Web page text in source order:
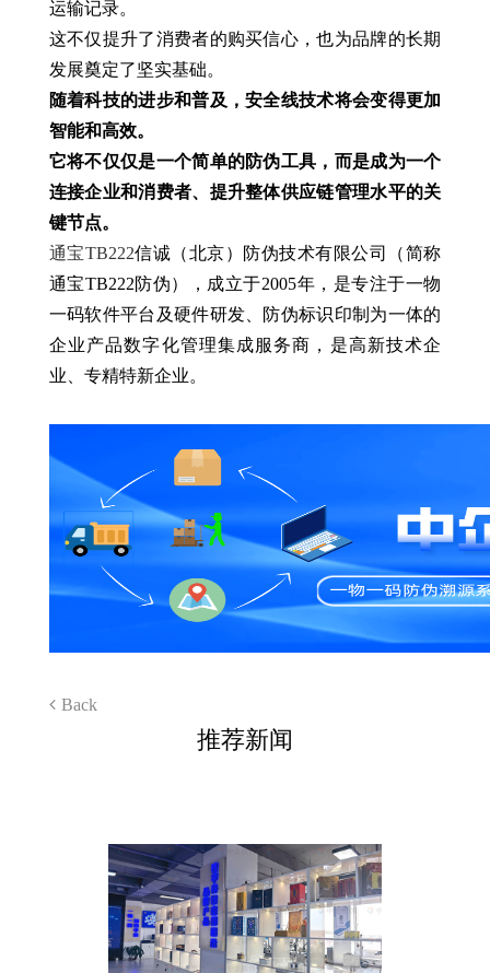
运输记录。
这不仅提升了消费者的购买信心，也为品牌的长期
发展奠定了坚实基础。
随着科技的进步和普及，安全线技术将会变得更加
智能和高效。
它将不仅仅是一个简单的防伪工具，而是成为一个
连接企业和消费者、提升整体供应链管理水平的关
键节点。
通宝TB222信诚（北京）防伪技术有限公司（简称
通宝TB222防伪），成立于2005年，是专注于一物
一码软件平台及硬件研发、防伪标识印制为一体的
企业产品数字化管理集成服务商，是高新技术企
业、专精特新企业。
Back
推荐新闻